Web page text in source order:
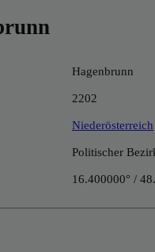
Hagenbrunn
2202
Niederösterreich
Politischer
16.400000° /